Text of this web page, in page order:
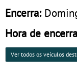
Encerra:
Hora de
Ver todos os veículos